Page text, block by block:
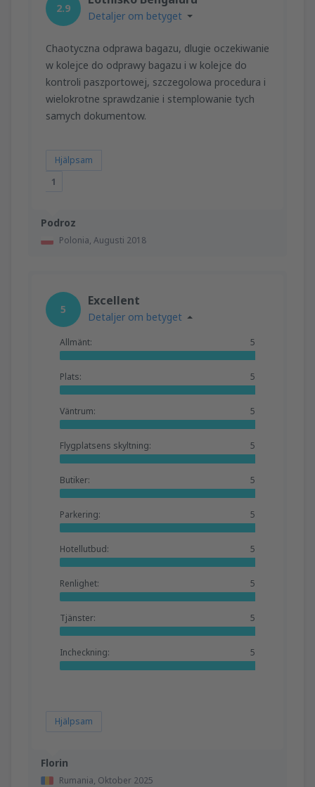
Podroz
Polonia, Augusti 2018
2.9
Detaljer om betyget
Chaotyczna odprawa bagazu, dlugie oczekiwanie
w kolejce do odprawy bagazu i w kolejce do
kontroli paszportowej, szczegolowa procedura i
wielokrotne sprawdzanie i stemplowanie tych
samych dokumentow.
Hjälpsam
1
Florin
Rumania, Oktober 2025
5
Excellent
Detaljer om betyget
Allmänt: 5
Plats: 5
Väntrum: 5
Flygplatsens skyltning: 5
Butiker: 5
Parkering: 5
Hotellutbud: 5
Renlighet: 5
Tjänster: 5
Incheckning: 5
Hjälpsam